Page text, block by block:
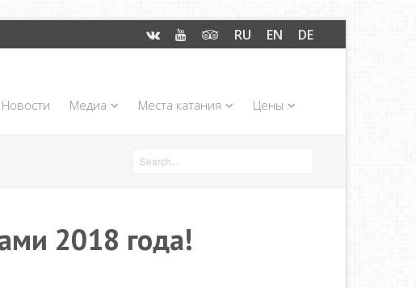
RU EN DE
Новости Медиа Места катания Цены
2018 года!